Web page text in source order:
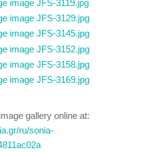
gallery online at:
ru/sonia-